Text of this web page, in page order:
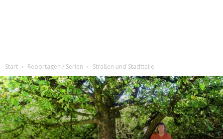
Start Reportagen / Serien Straßen und Stadtteile